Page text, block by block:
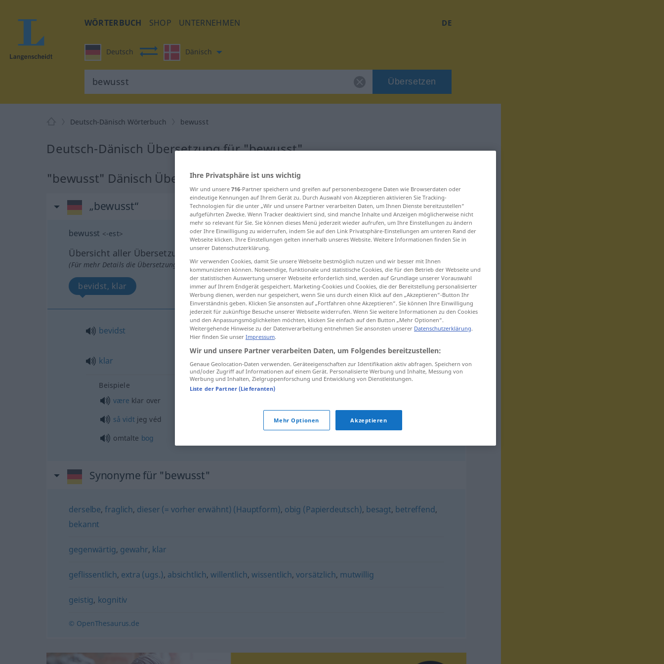
WÖRTERBUCH SHOP UNTERNEHMEN DE
Deutsch Dänisch
Übersetzen
Deutsch-Dänisch Wörterbuch bewusst
Deutsch-Dänisch Übersetzung für "bewusst"
"bewusst" Dänisch Übersetzung
„bewusst“
bewusst <-est>
Übersicht aller Übersetzungen
(Für mehr Details die Übersetzung anklicken/antippen)
bevidst, klar
bevidst bewusst
klar bewusst
Beispiele
være klar over
så vidtjeg véd soviel
mir bewusst ist
omtalte bog
Synonyme für "bewusst"
derselbe,fraglich, dieser (= vorher erwähnt) (Hauptform), obig (Papierdeutsch), besagt, betreffend,
bekannt
gegenwärtig, gewahr, klar
geflissentlich, extra (ugs.), absichtlich,willentlich, wissentlich,vorsätzlich, mutwillig
geistig, kognitiv
© OpenThesaurus.de
Ihre Privatsphäre ist uns wichtig
Wir und unsere 716-Partner speichern und greifen auf personenbezogene Daten wie Browserdaten oder
eindeutige Kennungen auf Ihrem Gerät zu. Durch Auswahl von Akzeptieren aktivieren Sie Tracking-
Technologien für die unter „Wir und unsere Partner verarbeiten Daten, um Ihnen Dienste bereitzustellen“
aufgeführten Zwecke. Wenn Tracker deaktiviert sind, sind manche Inhalte und Anzeigen möglicherweise nicht
mehr so relevant für Sie. Sie können dieses Menü jederzeit wieder aufrufen, um Ihre Einstellungen zu ändern
oder Ihre Einwilligung zu widerrufen, indem Sie auf den Link Privatsphäre-Einstellungen am unteren Rand der
Webseite klicken. Ihre Einstellungen gelten innerhalb unseres Website. Weitere Informationen finden Sie in
unserer Datenschutzerklärung.
Wir verwenden Cookies, damit Sie unsere Webseite bestmöglich nutzen und wir besser mit Ihnen
kommunizieren können. Notwendige, funktionale und statistische Cookies, die für den Betrieb der Webseite und
der statistischen Auswertung unserer Webseite erforderlich sind, werden auf Grundlage unserer Vorauswahl
immer auf Ihrem Endgerät gespeichert. Marketing-Cookies und Cookies, die der Bereitstellung personalisierter
Werbung dienen, werden nur gespeichert, wenn Sie uns durch einen Klick auf den „Akzeptieren“-Button Ihr
Einverständnis geben. Klicken Sie ansonsten auf „Fortfahren ohne Akzeptieren“. Sie können Ihre Einwilligung
jederzeit für zukünftige Besuche unserer Webseite widerrufen. Wenn Sie weitere Informationen zu den Cookies
und den Anpassungsmöglichkeiten möchten, klicken Sie einfach auf den Button „Mehr Optionen“.
Weitergehende Hinweise zu der Datenverarbeitung entnehmen Sie ansonsten unserer Datenschutzerklärung.
Hier finden Sie unser Impressum.
Wir und unsere Partner verarbeiten Daten, um Folgendes bereitzustellen:
Genaue Geolocation-Daten verwenden. Geräteeigenschaften zur Identifikation aktiv abfragen. Speichern von
und/oder Zugriff auf Informationen auf einem Gerät. Personalisierte Werbung und Inhalte, Messung von
Werbung und Inhalten, Zielgruppenforschung und Entwicklung von Dienstleistungen.
Liste der Partner (Lieferanten)
Mehr Optionen Akzeptieren